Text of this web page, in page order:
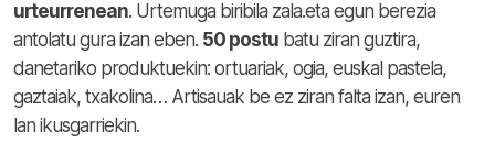
urteurrenean. Urtemuga biribila zala.eta egun berezia
antolatu gura izan eben. 50 postu batu ziran guztira,
danetariko produktuekin: ortuariak, ogia, euskal pastela,
gaztaiak, txakolina… Artisauak be ez ziran falta izan, euren
lan ikusgarriekin.